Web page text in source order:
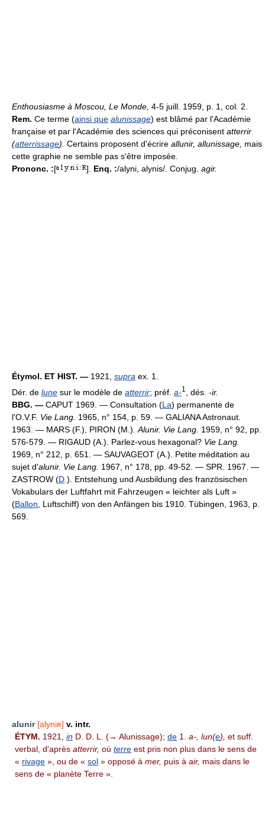
Enthousiasme à Moscou, Le Monde, 4-5 juill. 1959, p. 1, col. 2.
Rem. Ce terme (ainsi que alunissage) est blâmé par l'Académie
française et par l'Académie des sciences qui préconisent atterrir
(atterrissage). Certains proposent d'écrire allunir, allunissage, mais
cette graphie ne semble pas s'être imposée.
Prononc. :[ ]. Enq. :/alyni, alynis/. Conjug. agir.
Étymol. ET HIST. — 1921, supra ex. 1.
Dér. de lune sur le modèle de atterrir; préf. a-1 , dés. -ir.
BBG. — CAPUT 1969. — Consultation (La) permanente de
l'O.V.F. Vie Lang. 1965, n° 154, p. 59. — GALIANA Astronaut.
1963. — MARS (F.), PIRON (M.). Alunir. Vie Lang. 1959, n° 92, pp.
576-579. — RIGAUD (A.). Parlez-vous hexagonal? Vie Lang.
1969, n° 212, p. 651. — SAUVAGEOT (A.). Petite méditation au
sujet d'alunir. Vie Lang. 1967, n° 178, pp. 49-52. — SPR. 1967. —
ZASTROW (D .). Entstehung und Ausbildung des französischen
Vokabulars der Luftfahrt mit Fahrzeugen « leichter als Luft »
(Ballon , Luftschiff) von den Anfängen bis 1910. Tübingen, 1963, p.
569.
alunir [alyniʀ] v. intr.
ÉTYM. 1921, in D. D. L. (→ Alunissage); de 1. a-, lun(e), et suff.
verbal, d'après atterrir, où terre est pris non plus dans le sens de
« rivage », ou de « sol » opposé à mer, puis à air, mais dans le
sens de « planète Terre ».